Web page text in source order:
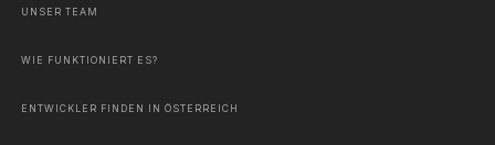
UNSER TEAM
WIE FUNKTIONIERT ES?
ENTWICKLER FINDEN IN ÖSTERREICH